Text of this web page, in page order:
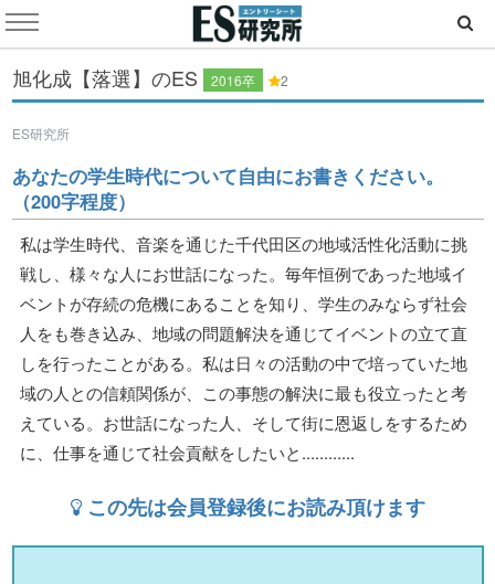
旭化成【落選】のES 2016卒 2
ES研究所
あなたの学生時代について自由にお書きください。
（200字程度）
私は学生時代、音楽を通じた千代田区の地域活性化活動に挑
戦し、様々な人にお世話になった。毎年恒例であった地域イ
ベントが存続の危機にあることを知り、学生のみならず社会
人をも巻き込み、地域の問題解決を通じてイベントの立て直
しを行ったことがある。私は日々の活動の中で培っていた地
域の人との信頼関係が、この事態の解決に最も役立ったと考
えている。お世話になった人、そして街に恩返しをするため
に、仕事を通じて社会貢献をしたいと............
この先は会員登録後にお読み頂けます